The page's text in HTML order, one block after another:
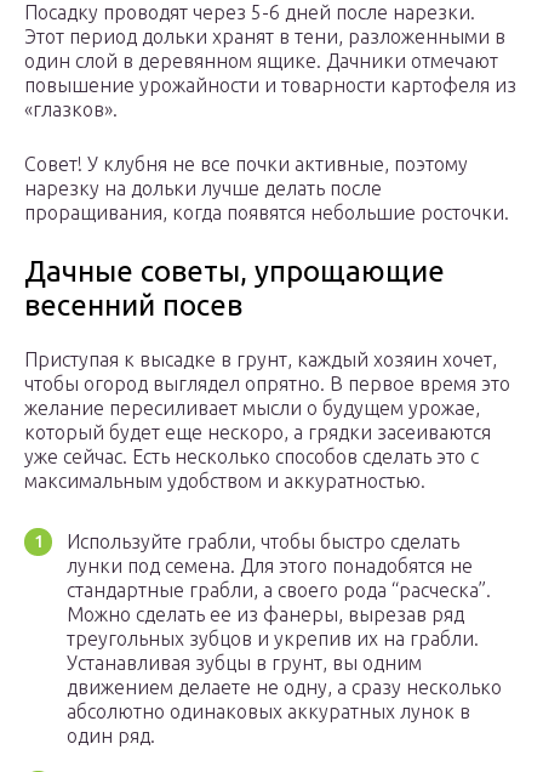
Посадку проводят через 5-6 дней после нарезки.
Этот период дольки хранят в тени, разложенными в
один слой в деревянном ящике. Дачники отмечают
повышение урожайности и товарности картофеля из
«глазков».
Совет! У клубня не все почки активные, поэтому
нарезку на дольки лучше делать после
проращивания, когда появятся небольшие росточки.
Дачные советы, упрощающие
весенний посев
Приступая к высадке в грунт, каждый хозяин хочет,
чтобы огород выглядел опрятно. В первое время это
желание пересиливает мысли о будущем урожае,
который будет еще нескоро, а грядки засеиваются
уже сейчас. Есть несколько способов сделать это с
максимальным удобством и аккуратностью.
Используйте грабли, чтобы быстро сделать
лунки под семена. Для этого понадобятся не
стандартные грабли, а своего рода “расческа”.
Можно сделать ее из фанеры, вырезав ряд
треугольных зубцов и укрепив их на грабли.
Устанавливая зубцы в грунт, вы одним
движением делаете не одну, а сразу несколько
абсолютно одинаковых аккуратных лунок в
один ряд.